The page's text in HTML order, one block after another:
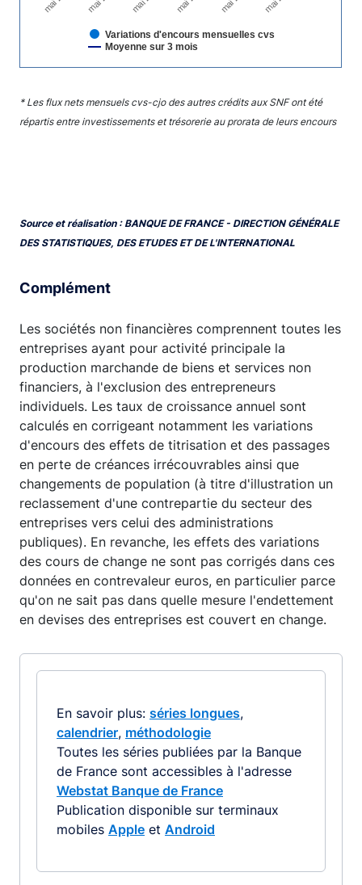
Variations d'encours mensuelles cvs
Moyenne sur 3 mois
* Les flux nets mensuels cvs-cjo des autres crédits aux SNF ont été
répartis entre investissements et trésorerie au prorata de leurs encours
Source et réalisation : BANQUE DE FRANCE - DIRECTION GÉNÉRALE
DES STATISTIQUES, DES ETUDES ET DE L'INTERNATIONAL
Complément
Les sociétés non financières comprennent toutes les
entreprises ayant pour activité principale la
production marchande de biens et services non
financiers, à l'exclusion des entrepreneurs
individuels. Les taux de croissance annuel sont
calculés en corrigeant notamment les variations
d'encours des effets de titrisation et des passages
en perte de créances irrécouvrables ainsi que
changements de population (à titre d'illustration un
reclassement d'une contrepartie du secteur des
entreprises vers celui des administrations
publiques). En revanche, les effets des variations
des cours de change ne sont pas corrigés dans ces
données en contrevaleur euros, en particulier parce
qu'on ne sait pas dans quelle mesure l'endettement
en devises des entreprises est couvert en change.
En savoir plus: séries longues,
calendrier, méthodologie
Toutes les séries publiées par la Banque
de France sont accessibles à l'adresse
Webstat Banque de France
Publication disponible sur terminaux
mobiles Apple et Android